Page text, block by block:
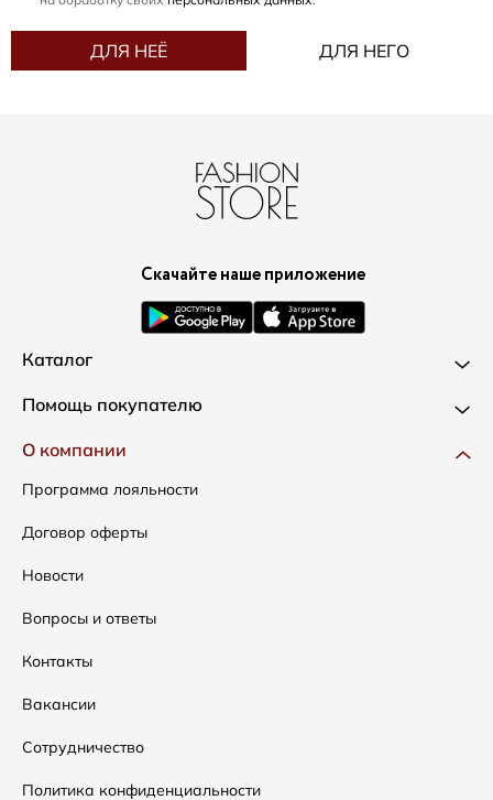
ДЛЯ НЕЁ ДЛЯ НЕГО
Скачайте наше приложение
Каталог
Новинки
Одежда
Сумки
Аксессуары
Распродажа
Подарочные сертификаты
Помощь покупателю
Доставка и оплата
Как оформить заказ
Условия возвратов
Таблица размеров
Уход за одеждой
О компании
Программа лояльности
Договор оферты
Новости
Вопросы и ответы
Контакты
Вакансии
Сотрудничество
Политика конфиденциальности